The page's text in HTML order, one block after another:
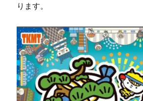
ります。